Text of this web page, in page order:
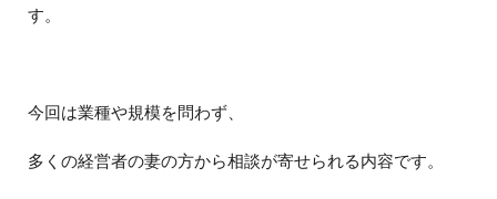
す。
今回は業種や規模を問わず、
多くの経営者の妻の方から相談が寄せられる内容です。